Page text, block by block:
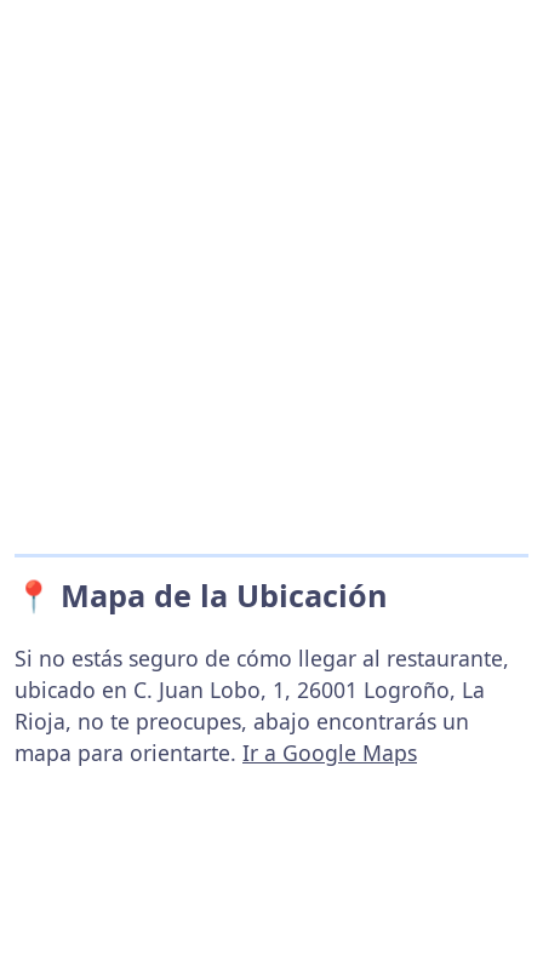
📍 Mapa de la Ubicación
Si no estás seguro de cómo llegar al restaurante,
ubicado en C. Juan Lobo, 1, 26001 Logroño, La
Rioja, no te preocupes, abajo encontrarás un
mapa para orientarte. Ir a Google Maps